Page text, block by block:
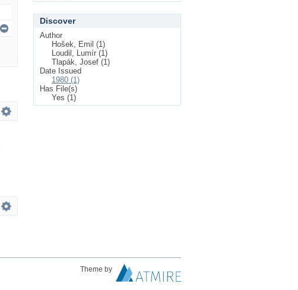
Discover
Author
Hošek, Emil (1)
Loudil, Lumír (1)
Tlapák, Josef (1)
Date Issued
1980 (1)
Has File(s)
Yes (1)
Theme by